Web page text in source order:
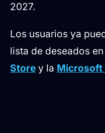
2027.
Los usuarios ya
lista de deseados en
Store y la Microsoft